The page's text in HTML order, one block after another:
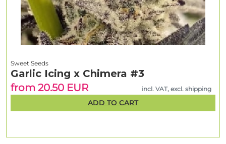
Sweet Seeds
Garlic Icing x Chimera #3
from 20.50 EUR
incl. VAT, excl. shipping
ADD TO CART